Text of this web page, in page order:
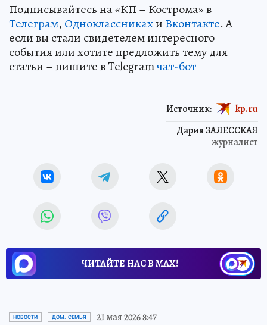
Подписывайтесь на «КП – Кострома» в
Телеграм, Одноклассникахи Вконтакте. А
если вы стали свидетелем интересного
события или хотите предложить тему для
статьи – пишите в Telegramчат-бот
Дария ЗАЛЕССКАЯ
журналист
Источник: kp.ru
ЧИТАЙТЕ НАС В МАХ!
НОВОСТИ ДОМ. СЕМЬЯ 21 мая 2026 8:47